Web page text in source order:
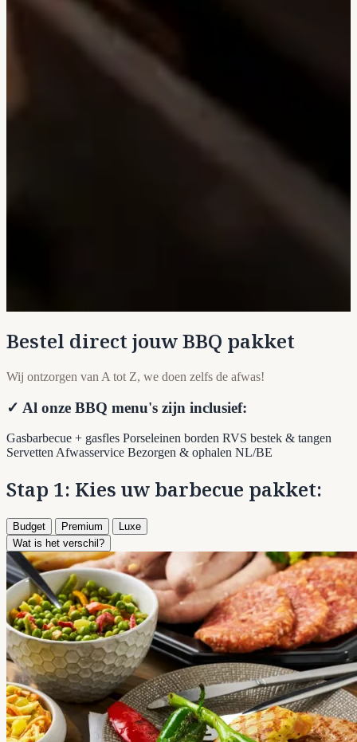
Bestel direct jouw BBQ pakket
Wij ontzorgen van A tot Z, we doen zelfs de afwas!
✓ Al onze BBQ menu's zijn inclusief:
Gasbarbecue + gasfles Porseleinen borden RVS bestek & tangen
ServettenAfwasservice Bezorgen & ophalen NL/BE
Stap 1: Kies uw barbecue pakket:
Budget Premium
Luxe
Wat is het verschil?